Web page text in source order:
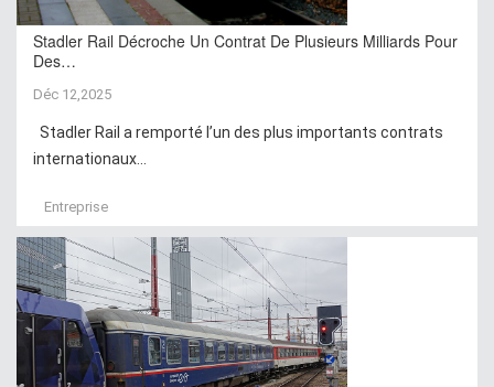
Stadler Rail Décroche Un Contrat De Plusieurs Milliards Pour
Des…
Déc 12,2025
Stadler Rail a remporté l’un des plus importants contrats
internationaux...
Entreprise